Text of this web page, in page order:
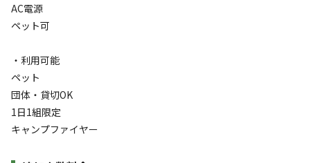
AC電源
ペット可
・利用可能
ペット
団体・貸切OK
1日1組限定
キャンプファイヤー
チェックイン
検索対象